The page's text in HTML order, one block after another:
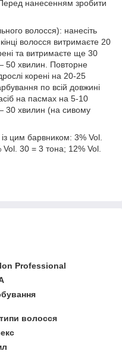
нанесенням зробити
волосся): нанесіть
волосся витримаєте 20
та витримаєте ще 30
50 хвилин. Повторне
корені на 20-25
по всій довжині
на пасмах на 5-10
30 хвилин (на сивому
цим барвником: 3% Vol.
30 = 3 тона; 12% Vol.
Professional
волосся